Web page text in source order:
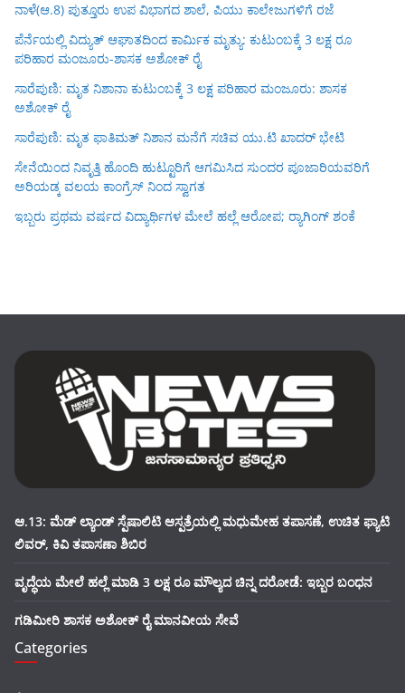
ನಾಳೆ(ಆ.8) ಪುತ್ತೂರು ಉಪ ವಿಭಾಗದ ಶಾಲೆ, ಪಿಯು ಕಾಲೇಜುಗಳಿಗೆ ರಜೆ
ಪೆರ್ನೆಯಲ್ಲಿ ವಿದ್ಯುತ್ ಆಘಾತದಿಂದ ಕಾರ್ಮಿಕ ಮೃತ್ಯು: ಕುಟುಂಬಕ್ಕೆ 3 ಲಕ್ಷ ರೂ
ಪರಿಹಾರ ಮಂಜೂರು-ಶಾಸಕ ಅಶೋಕ್ ರೈ
ಸಾರೆಪುಣಿ: ಮೃತ ನಿಶಾನಾ ಕುಟುಂಬಕ್ಕೆ 3 ಲಕ್ಷ ಪರಿಹಾರ ಮಂಜೂರು: ಶಾಸಕ
ಅಶೋಕ್ ರೈ
ಸಾರೆಪುಣಿ: ಮೃತ ಫಾತಿಮತ್ ನಿಶಾನ ಮನೆಗೆ ಸಚಿವ ಯು.ಟಿ ಖಾದರ್ ಭೇಟಿ
ಸೇನೆಯಿಂದ ನಿವೃತ್ತಿ ಹೊಂದಿ ಹುಟ್ಟೂರಿಗೆ ಆಗಮಿಸಿದ ಸುಂದರ ಪೂಜಾರಿಯವರಿಗೆ
ಅರಿಯಡ್ಕ ವಲಯ ಕಾಂಗ್ರೆಸ್ ನಿಂದ ಸ್ವಾಗತ
ಇಬ್ಬರು ಪ್ರಥಮ ವರ್ಷದ ವಿದ್ಯಾರ್ಥಿಗಳ ಮೇಲೆ ಹಲ್ಲೆ ಆರೋಪ; ರ‍್ಯಾಗಿಂಗ್ ಶಂಕೆ
ಆ.13: ಮೆಡ್ ಲ್ಯಾಂಡ್ ಸ್ಪೆಷಾಲಿಟಿ ಆಸ್ಪತ್ರೆಯಲ್ಲಿ ಮಧುಮೇಹ ತಪಾಸಣೆ, ಉಚಿತ ಫ್ಯಾಟಿ
ಲಿವರ್, ಕಿವಿ ತಪಾಸಣಾ ಶಿಬಿರ
ವೃದ್ಧೆಯ ಮೇಲೆ ಹಲ್ಲೆ ಮಾಡಿ 3 ಲಕ್ಷ ರೂ ಮೌಲ್ಯದ ಚಿನ್ನ ದರೋಡೆ: ಇಬ್ಬರ ಬಂಧನ
ಗಡಿಮೀರಿ ಶಾಸಕ ಅಶೋಕ್ ರೈ ಮಾನವೀಯ ಸೇವೆ
Categories